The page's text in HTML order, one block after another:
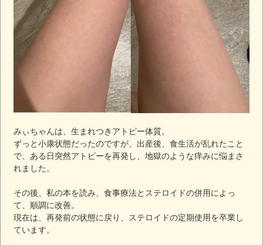
みぃちゃんは、生まれつきアトピー体質。
ずっと小康状態だったのですが、出産後、食生活が乱れたこと
で、ある日突然アトピーを再発し、地獄のような痒みに悩まさ
れました。
その後、私の本を読み、食事療法とステロイドの併用によっ
て、順調に改善。
現在は、再発前の状態に戻り、ステロイドの定期使用を卒業し
ています。